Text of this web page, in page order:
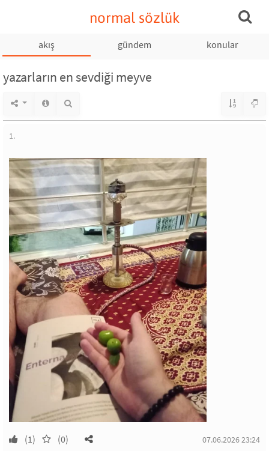
normal sözlük
akış gündem konular
yazarların en sevdiği meyve
1.
(1) (0) 07.06.2026 23:24